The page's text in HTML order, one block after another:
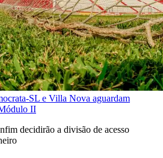
SL e Villa Nova aguardam
II
decidirão a divisão de acesso